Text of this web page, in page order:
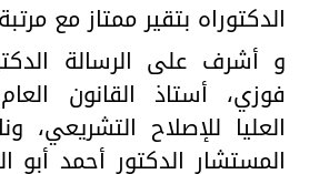
الدكتوراه بتقير ممتاز مع
و أشرف على الرسالة
فوزي، أستاذ القانون
العليا للإصلاح
المستشار الدكتور أحمد أبو